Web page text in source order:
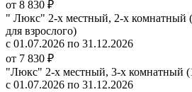
от 8 830 ₽
" Люкс" 2-х местный, 2-х комнатный
для взрослого)
с 01.07.2026 по 31.12.2026
от 7 830 ₽
"Люкс" 2-х местный, 3-х комнатный
с 01.07.2026 по 31.12.2026